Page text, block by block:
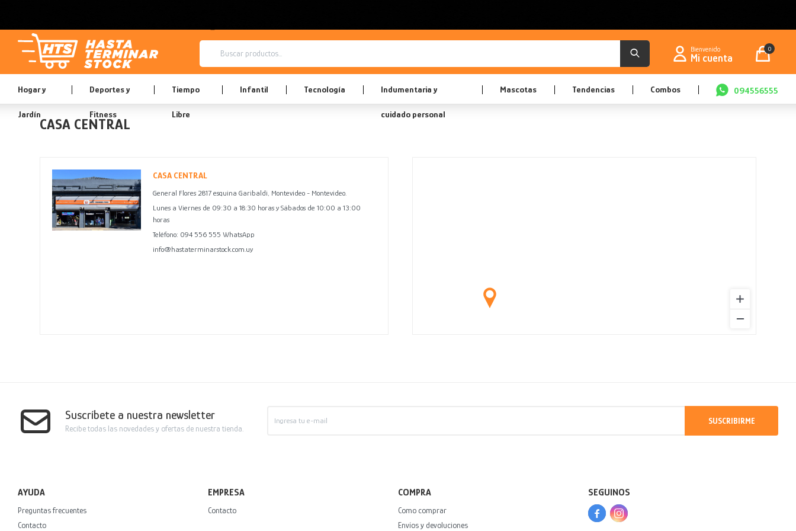
Hogar y
Jardín
Deportes y
Fitness
Tiempo
Libre
Infantil Tecnología Indumentaria y
cuidado personal
Mascotas Tendencias Combos 094556555
0
CASA CENTRAL
CASA CENTRAL
General Flores 2817 esquina Garibaldi, Montevideo - Montevideo.
Lunes a Viernes de 09:30 a 18:30 horas y Sábados de 10:00 a 13:00
horas
Teléfono: 094 556 555 WhatsApp
info@hastaterminarstock.com.uy
Suscríbete a nuestra newsletter
Recibe todas las novedades y ofertas de nuestra tienda.
SUSCRIBIRME
AYUDA
Preguntas frecuentes
Contacto
EMPRESA
Contacto
COMPRA
Como comprar
Envíos y devoluciones
SEGUINOS
 